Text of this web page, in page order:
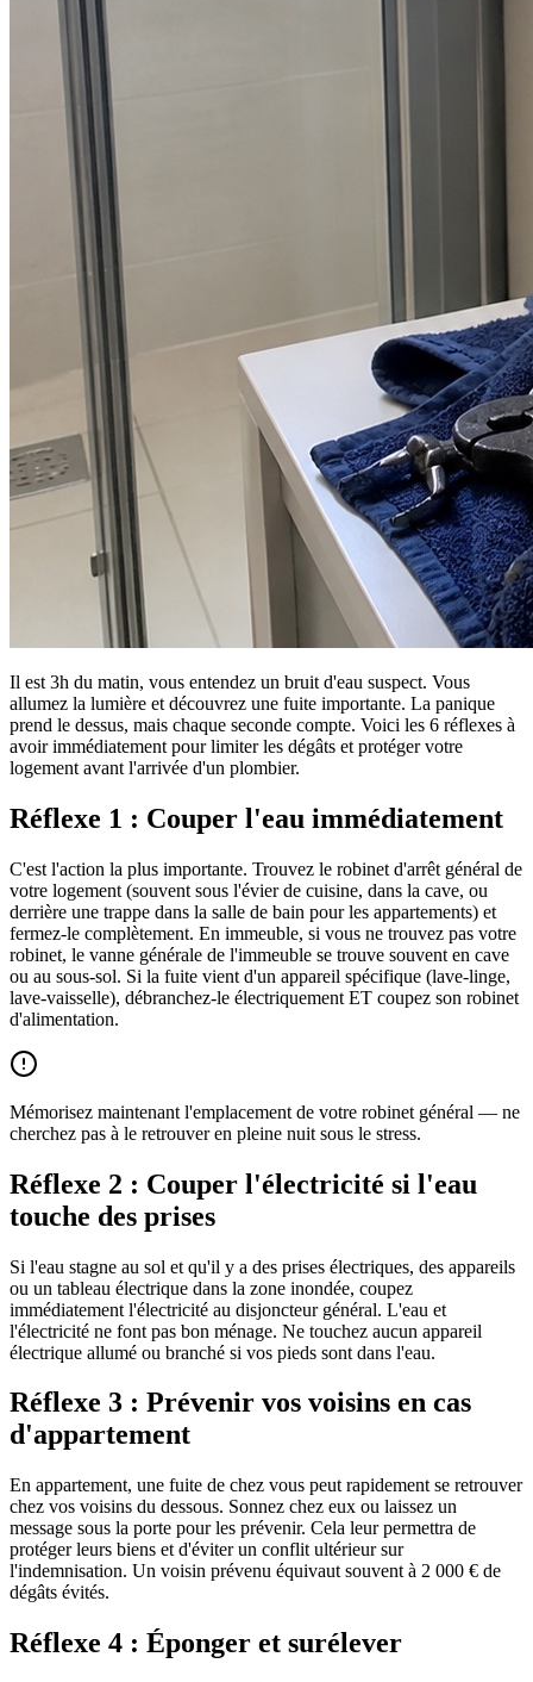
Il est 3h du matin, vous entendez un bruit d'eau suspect. Vous
allumez la lumière et découvrez une fuite importante. La panique
prend le dessus, mais chaque seconde compte. Voici les 6 réflexes à
avoir immédiatement pour limiter les dégâts et protéger votre
logement avant l'arrivée d'un plombier.
Réflexe 1 : Couper l'eau immédiatement
C'est l'action la plus importante. Trouvez le robinet d'arrêt général de
votre logement (souvent sous l'évier de cuisine, dans la cave, ou
derrière une trappe dans la salle de bain pour les appartements) et
fermez-le complètement. En immeuble, si vous ne trouvez pas votre
robinet, le vanne générale de l'immeuble se trouve souvent en cave
ou au sous-sol. Si la fuite vient d'un appareil spécifique (lave-linge,
lave-vaisselle), débranchez-le électriquement ET coupez son robinet
d'alimentation.
Mémorisez maintenant l'emplacement de votre robinet général — ne
cherchez pas à le retrouver en pleine nuit sous le stress.
Réflexe 2 : Couper l'électricité si l'eau
touche des prises
Si l'eau stagne au sol et qu'il y a des prises électriques, des appareils
ou un tableau électrique dans la zone inondée, coupez
immédiatement l'électricité au disjoncteur général. L'eau et
l'électricité ne font pas bon ménage. Ne touchez aucun appareil
électrique allumé ou branché si vos pieds sont dans l'eau.
Réflexe 3 : Prévenir vos voisins en cas
d'appartement
En appartement, une fuite de chez vous peut rapidement se retrouver
chez vos voisins du dessous. Sonnez chez eux ou laissez un
message sous la porte pour les prévenir. Cela leur permettra de
protéger leurs biens et d'éviter un conflit ultérieur sur
l'indemnisation. Un voisin prévenu équivaut souvent à 2 000 € de
dégâts évités.
Réflexe 4 : Éponger et surélever